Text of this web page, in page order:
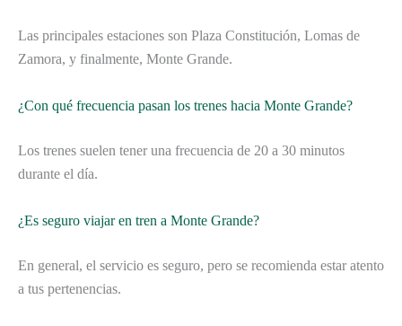
Las principales estaciones son Plaza Constitución, Lomas de
Zamora, y finalmente, Monte Grande.
¿Con qué frecuencia pasan los trenes hacia Monte Grande?
Los trenes suelen tener una frecuencia de 20 a 30 minutos
durante el día.
¿Es seguro viajar en tren a Monte Grande?
En general, el servicio es seguro, pero se recomienda estar atento
a tus pertenencias.